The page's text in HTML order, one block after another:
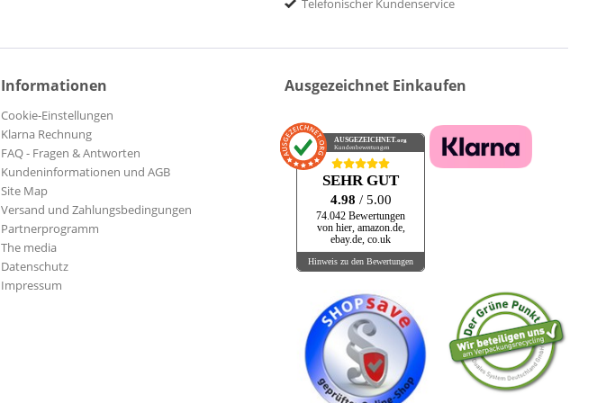
Atlantic Records
AUDIO BOOK & MUSIC
Audio Platter
AUDIUM
Audium Records
AVI
AXTER BINGHAM
Baby Record
Backdraft
BBR RECORDS
Telefonischer Kundenservice
Informationen
Cookie-Einstellungen
Klarna Rechnung
FAQ - Fragen & Antworten
Kundeninformationen und AGB
Site Map
Versand und Zahlungsbedingungen
Partnerprogramm
The media
Datenschutz
Impressum
Ausgezeichnet Einkaufen
AUSGEZEICHNET.org
Kundenbewertungen
SEHR GUT
4.98 / 5.00
74.042 Bewertungen
von hier, amazon.de,
ebay.de, co.uk
Hinweis zu den Bewertungen